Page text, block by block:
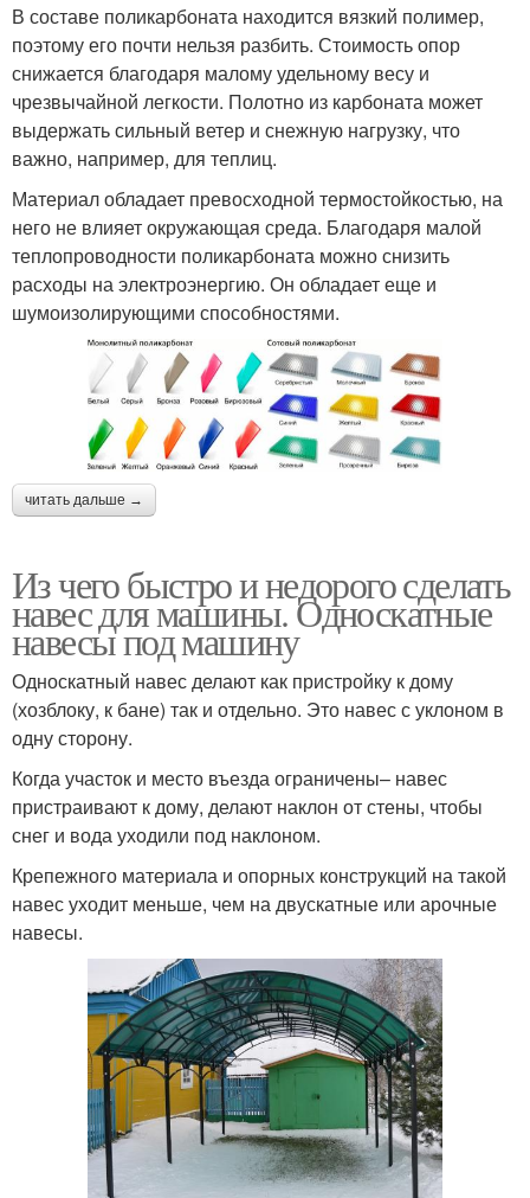
В составе поликарбоната находится вязкий полимер,
поэтому его почти нельзя разбить. Стоимость опор
снижается благодаря малому удельному весу и
чрезвычайной легкости. Полотно из карбоната может
выдержать сильный ветер и снежную нагрузку, что
важно, например, для теплиц.
Материал обладает превосходной термостойкостью, на
него не влияет окружающая среда. Благодаря малой
теплопроводности поликарбоната можно снизить
расходы на электроэнергию. Он обладает еще и
шумоизолирующими способностями.
читать дальше →
Из чего быстро и недорого сделать
навес для машины. Односкатные
навесы под машину
Односкатный навес делают как пристройку к дому
(хозблоку, к бане) так и отдельно. Это навес с уклоном в
одну сторону.
Когда участок и место въезда ограничены– навес
пристраивают к дому, делают наклон от стены, чтобы
снег и вода уходили под наклоном.
Крепежного материала и опорных конструкций на такой
навес уходит меньше, чем на двускатные или арочные
навесы.